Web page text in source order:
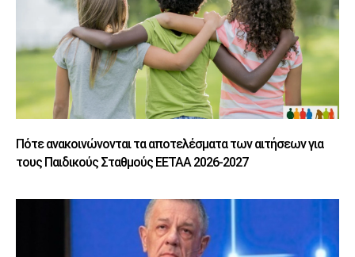
Πότε ανακοινώνονται τα αποτελέσματα των αιτήσεων για
τους Παιδικούς Σταθμούς ΕΕΤΑΑ 2026-2027